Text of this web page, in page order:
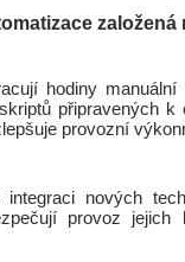
založená
hodiny
připravených k
provozní
nových
provoz jejich